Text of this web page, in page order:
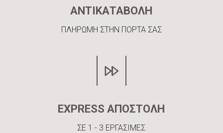
ΑΝΤΙΚΑΤΑΒΟΛΗ
ΠΛΗΡΩΜΗ ΣΤΗΝ ΠΟΡΤΑ ΣΑΣ
EXPRESS ΑΠΟΣΤΟΛΗ
ΣΕ 1 - 3 ΕΡΓΑΣΙΜΕΣ